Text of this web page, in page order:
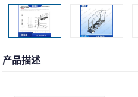
产品描述